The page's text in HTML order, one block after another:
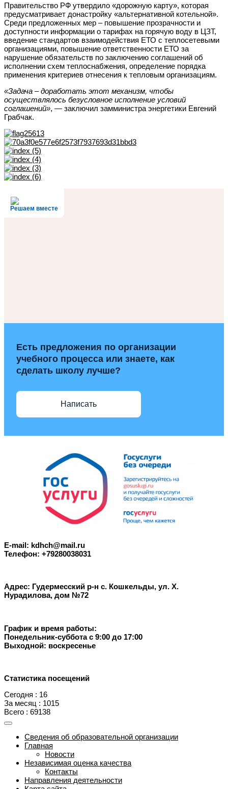
Правительство РФ утвердило «дорожную карту», которая
предусматривает донастройку «альтернативной котельной».
Среди предложенных мер – повышение прозрачности и
доступности информации о тарифах на горячую воду в ЦЗТ,
введение стандартов взаимодействия ЕТО с теплосетевыми
организациями, повышение ответственности ЕТО за
нарушение обязательств по заключению соглашений об
исполнении схем теплоснабжения, определение порядка
применения критериев отнесения к тепловым организациям.
«Задача – доработать этот механизм, чтобы
осуществлялось безусловное исполнение условий
соглашений», — заключил замминистра энергетики Евгений
Грабчак.
Решаем вместе
Есть предложения по организации
учебного процесса или знаете, как
сделать школу лучше?
Написать
E-mail: kdhch@mail.ru
Телефон: +79280038031
Адрес: Гудермесский р-н с. Кошкельды, ул. Х.
Нурадилова, дом №72
График и время работы:
Понедельник-суббота с 9:00 до 17:00
Выходной: воскресенье
Статистика посещений
Сегодня : 16
За месяц : 1015
Всего : 69138
Сведения об образовательной организации
Главная
Новости
Независимая оценка качества
Контакты
Направления деятельности